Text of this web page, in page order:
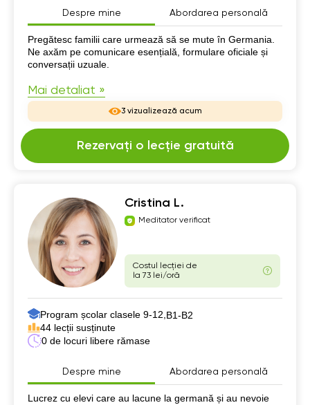
Despre mine Abordarea personală
Despre mine
Pregătesc familii care urmează să se mute în Germania.
Ne axăm pe comunicare esențială, formulare oficiale și
conversații uzuale.
Mai detaliat »
3 vizualizează acum
Rezervați o lecție gratuită
Cristina L.
Meditator verificat
Costul lecției de
la 73 lei/oră
Program școlar clasele 9-12, B1-B2
44 lecții susținute
0 de locuri libere rămase
Despre mine Abordarea personală
Despre mine
Lucrez cu elevi care au lacune la germană și au nevoie